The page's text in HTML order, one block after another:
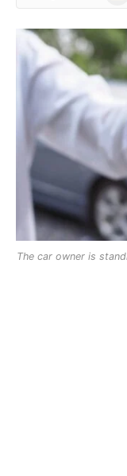
The car owner is